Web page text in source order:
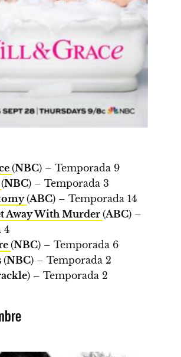
(NBC) – Temporada 9
(NBC) – Temporada 3
(ABC) – Temporada 14
Away With Murder (ABC) –
4
(NBC) – Temporada 6
(NBC) – Temporada 2
) – Temporada 2